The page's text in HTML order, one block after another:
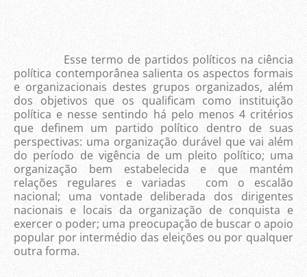
Esse termo de partidos políticos na ciência
política contemporânea salienta os aspectos formais
e organizacionais destes grupos organizados, além
dos objetivos que os qualificam como instituição
política e nesse sentindo há pelo menos 4 critérios
que definem um partido político dentro de suas
perspectivas: uma organização durável que vai além
do período de vigência de um pleito político; uma
organização bem estabelecida e que mantém
relações regulares e variadas com o escalão
nacional; uma vontade deliberada dos dirigentes
nacionais e locais da organização de conquista e
exercer o poder; uma preocupação de buscar o apoio
popular por intermédio das eleições ou por qualquer
outra forma.